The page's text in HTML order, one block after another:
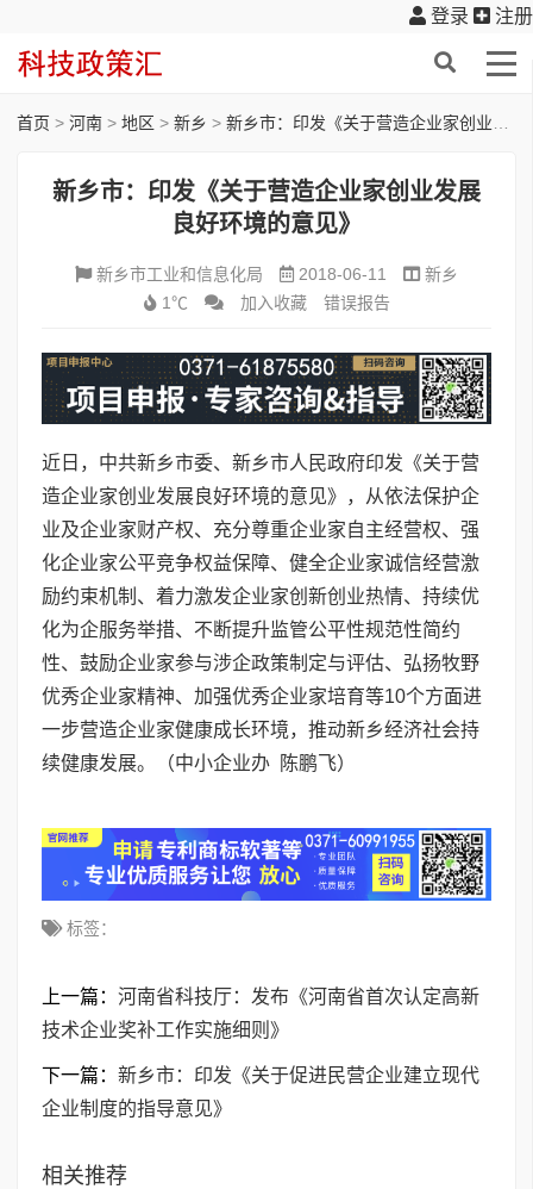
登录 注册
首页 > 河南 > 地区 > 新乡 > 新乡市：印发《关于营造企业家创业发展良好环境的意见》
新乡市：印发《关于营造企业家创业发展
良好环境的意见》
新乡市工业和信息化局 2018-06-11
新乡
1℃
加入收藏 错误报告
近日，中共新乡市委、新乡市人民政府印发《关于营
造企业家创业发展良好环境的意见》，从依法保护企
业及企业家财产权、充分尊重企业家自主经营权、强
化企业家公平竞争权益保障、健全企业家诚信经营激
励约束机制、着力激发企业家创新创业热情、持续优
化为企服务举措、不断提升监管公平性规范性简约
性、鼓励企业家参与涉企政策制定与评估、弘扬牧野
优秀企业家精神、加强优秀企业家培育等10个方面进
一步营造企业家健康成长环境，推动新乡经济社会持
续健康发展。（中小企业办 陈鹏飞）
标签：
上一篇： 河南省科技厅：发布《河南省首次认定高新
技术企业奖补工作实施细则》
下一篇： 新乡市：印发《关于促进民营企业建立现代
企业制度的指导意见》
相关推荐